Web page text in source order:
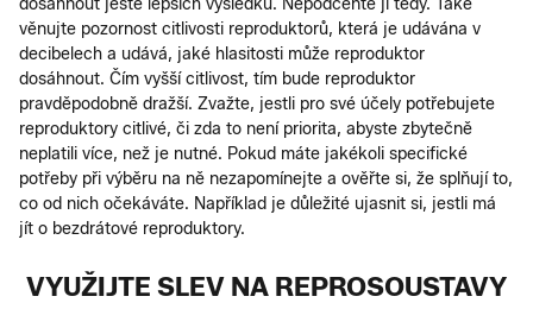
věnujte pozornost citlivosti reproduktorů, která je udávána v
decibelech a udává, jaké hlasitosti může reproduktor
dosáhnout. Čím vyšší citlivost, tím bude reproduktor
pravděpodobně dražší. Zvažte, jestli pro své účely potřebujete
reproduktory citlivé, či zda to není priorita, abyste zbytečně
neplatili více, než je nutné. Pokud máte jakékoli specifické
potřeby při výběru na ně nezapomínejte a ověřte si, že splňují to,
co od nich očekáváte. Například je důležité ujasnit si, jestli má
jít o bezdrátové reproduktory.
VYUŽIJTE SLEV NA REPROSOUSTAVY